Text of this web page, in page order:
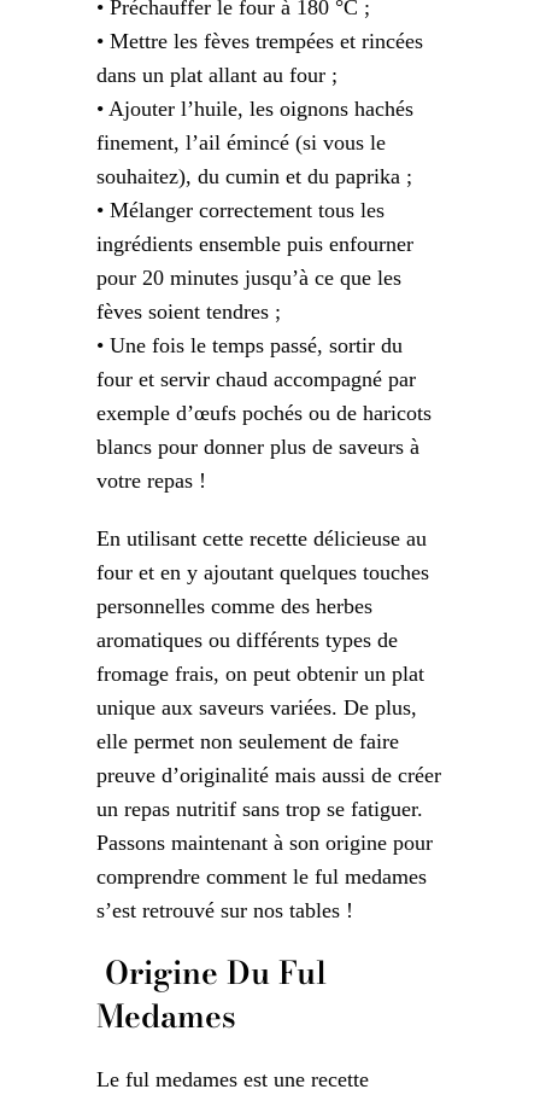
• Préchauffer le four à 180 °C ;
• Mettre les fèves trempées et rincées
dans un plat allant au four ;
• Ajouter l’huile, les oignons hachés
finement, l’ail émincé (si vous le
souhaitez), du cumin et du paprika ;
• Mélanger correctement tous les
ingrédients ensemble puis enfourner
pour 20 minutes jusqu’à ce que les
fèves soient tendres ;
• Une fois le temps passé, sortir du
four et servir chaud accompagné par
exemple d’œufs pochés ou de haricots
blancs pour donner plus de saveurs à
votre repas !
En utilisant cette recette délicieuse au
four et en y ajoutant quelques touches
personnelles comme des herbes
aromatiques ou différents types de
fromage frais, on peut obtenir un plat
unique aux saveurs variées. De plus,
elle permet non seulement de faire
preuve d’originalité mais aussi de créer
un repas nutritif sans trop se fatiguer.
Passons maintenant à son origine pour
comprendre comment le ful medames
s’est retrouvé sur nos tables !
Origine Du Ful
Medames
Le ful medames est une recette